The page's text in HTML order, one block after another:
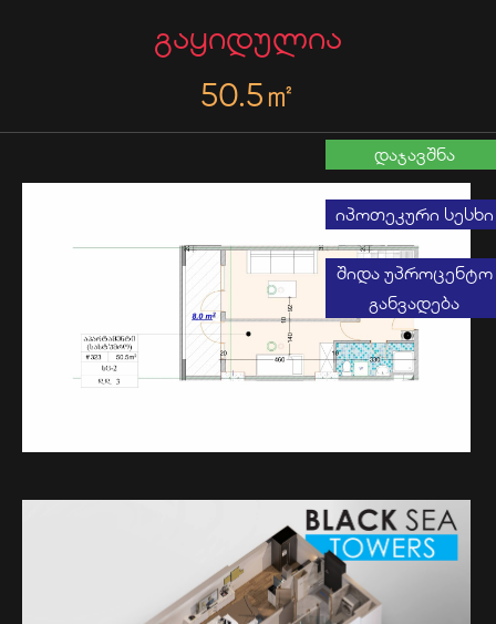
დაჯავშნა
იპოთეკური სესხი
შიდა უპროცენტო
განვადება
გაყიდულია
50.5㎡